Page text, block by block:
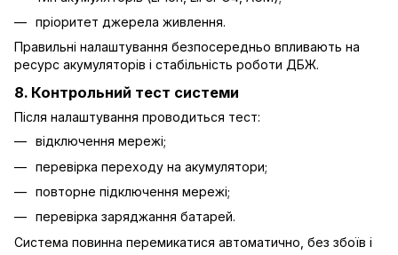
пріоритет джерела живлення.
Правильні налаштування безпосередньо впливають на
ресурс акумуляторів і стабільність роботи ДБЖ.
8. Контрольний тест системи
Після налаштування проводиться тест:
відключення мережі;
перевірка переходу на акумулятори;
повторне підключення мережі;
перевірка заряджання батарей.
Система повинна перемикатися автоматично, без збоїв і